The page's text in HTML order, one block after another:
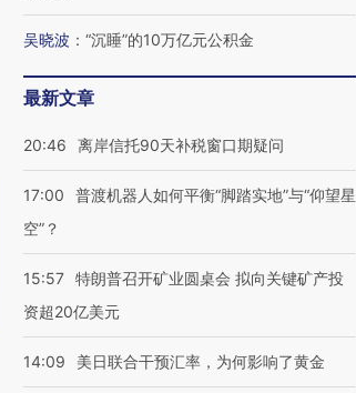
吴晓波 ： “沉睡”的10万亿元公积金
最新文章
20:46 离岸信托90天补税窗口期疑问
17:00
普渡机器人如何平衡“脚踏实地”与“仰望星
空”？
15:57 特朗普召开矿业圆桌会 拟向关键矿产投
资超20亿美元
14:09 美日联合干预汇率，为何影响了黄金